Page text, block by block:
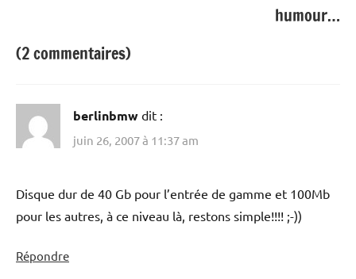
humour…
(2 commentaires)
berlinbmw dit :
juin 26, 2007 à 11:37 am
Disque dur de 40 Gb pour l’entrée de gamme et 100Mb
pour les autres, à ce niveau là, restons simple!!!! ;-))
Répondre